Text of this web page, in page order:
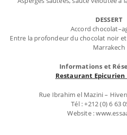
DESSERT
Accord
Entre la profondeur du chocolat noir et
Marrakech
Informations et
Restaurant
Rue Ibrahim el Mazini –
Tél : +212 (0) 6 63
Website :